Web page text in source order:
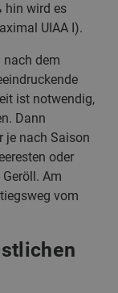
hin wird es
UIAA I).
nach dem
ist notwendig,
Dann
je nach Saison
oder
Am
vom